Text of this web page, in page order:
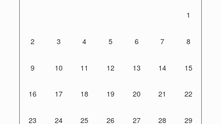
1
2 3 4 5 6 7 8
9 10 11 12 13 14 15
16 17 18 19 20 21 22
23 24 25 26 27 28 29